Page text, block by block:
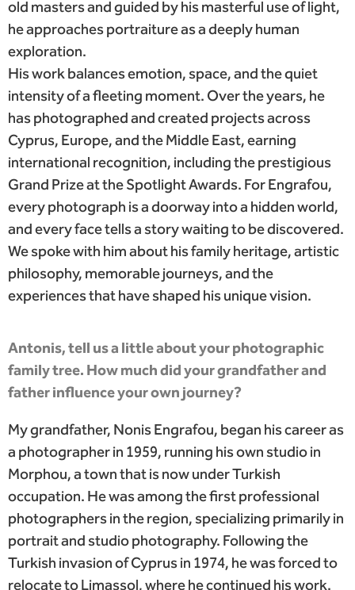
old masters and guided by his masterful use of light,
he approaches portraiture as a deeply human
exploration.
His work balances emotion, space, and the quiet
intensity of a fleeting moment. Over the years, he
has photographed and created projects across
Cyprus, Europe, and the Middle East, earning
international recognition, including the prestigious
Grand Prize at the Spotlight Awards. For Engrafou,
every photograph is a doorway into a hidden world,
and every face tells a story waiting to be discovered.
We spoke with him about his family heritage, artistic
philosophy, memorable journeys, and the
experiences that have shaped his unique vision.
Antonis, tell us a little about your photographic
family tree. How much did your grandfather and
father influence your own journey?
My grandfather, Nonis Engrafou, began his career as
a photographer in 1959, running his own studio in
Morphou, a town that is now under Turkish
occupation. He was among the first professional
photographers in the region, specializing primarily in
portrait and studio photography. Following the
Turkish invasion of Cyprus in 1974, he was forced to
relocate to Limassol, where he continued his work.